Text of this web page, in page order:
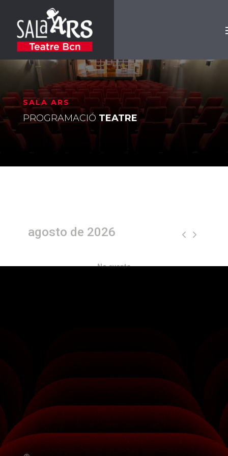
SALA ARS
PROGRAMACIÓ TEATRE
agosto de 2026
No events